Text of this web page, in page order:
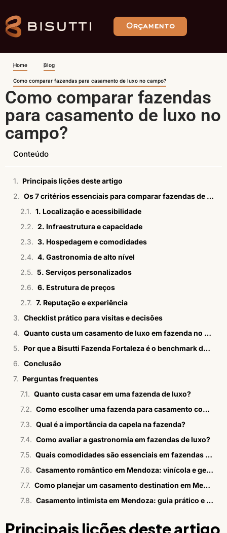
Orçamento
Home Blog
Como comparar fazendas para casamento de luxo no campo?
Como comparar fazendas
para casamento de luxo no
campo?
Conteúdo
Principais lições deste artigo
Os 7 critérios essenciais para comparar fazendas de luxo no campo
1. Localização e acessibilidade
2. Infraestrutura e capacidade
3. Hospedagem e comodidades
4. Gastronomia de alto nível
5. Serviços personalizados
6. Estrutura de preços
7. Reputação e experiência
Checklist prático para visitas e decisões
Quanto custa um casamento de luxo em fazenda no campo?
Por que a Bisutti Fazenda Fortaleza é o benchmark de luxo?
Conclusão
Perguntas frequentes
Quanto custa casar em uma fazenda de luxo?
Como escolher uma fazenda para casamento com hospedagem?
Qual é a importância da capela na fazenda?
Como avaliar a gastronomia em fazendas de luxo?
Quais comodidades são essenciais em fazendas de luxo?
Casamento romântico em Mendoza: vinícola e gestão 360°
Como planejar um casamento destination em Mendoza
Casamento intimista em Mendoza: guia prático e estratégico
Principais lições deste artigo